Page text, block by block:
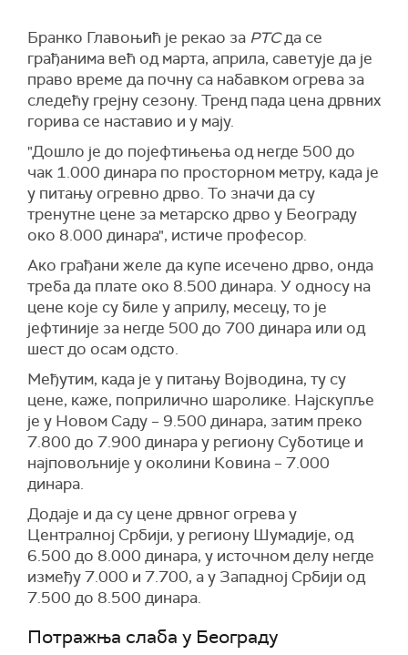
Бранко Главоњић је рекао за РТСда се
грађанима већ од марта, априла, саветује да је
право време да почну са набавком огрева за
следећу грејну сезону. Тренд пада цена дрвних
горива се наставио и у мају.
"Дошло је до појефтињења од негде 500 до
чак 1.000 динара по просторном метру, када је
у питању огревно дрво. То значи да су
тренутне цене за метарско дрво у Београду
око 8.000 динара", истиче професор.
Ако грађани желе да купе исечено дрво, онда
треба да плате око 8.500 динара. У односу на
цене које су биле у априлу, месецу, то је
јефтиније за негде 500 до 700 динара или од
шест до осам одсто.
Међутим, када је у питању Војводина, ту су
цене, каже, поприлично шаролике. Најскупље
је у Новом Саду – 9.500 динара, затим преко
7.800 до 7.900 динара у региону Суботице и
најповољније у околини Ковина – 7.000
динара.
Додаје и да су цене дрвног огрева у
Централној Србији, у региону Шумадије, од
6.500 до 8.000 динара, у источном делу негде
између 7.000 и 7.700, а у Западној Србији од
7.500 до 8.500 динара.
Потражња слаба у Београду